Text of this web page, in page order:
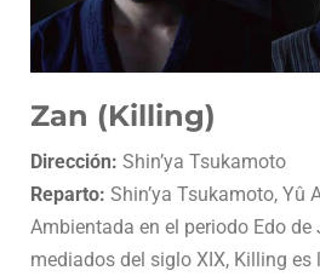
Zan (Killing)
Dirección: Shin’ya Tsukamoto
Reparto: Shin’ya Tsukamoto, Yû
Ambientada en el periodo Edo de
mediados del siglo XIX, Killing es